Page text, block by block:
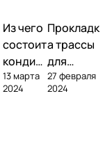
Из чего
состоит
кондиц
ионер?
13 марта
2024
Прокладк
а трассы
для
кондицио
нера
27 февраля
2024